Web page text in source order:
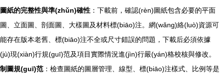
圖紙的完整性與準(zhǔn)確性 ：下載前，確認(rèn)圖紙包含必要的平面
圖、立面圖、剖面圖、大樣圖及材料標(biāo)注。網(wǎng)絡(luò)資源可
能存在版本老舊、標(biāo)注不全或尺寸錯誤的問題，下載后必須依據
(jù)現(xiàn)行規(guī)范及項目實際情況進(jìn)行嚴(yán)格校核與修改。
制圖規(guī)范 ：檢查圖紙的圖層管理、線型、標(biāo)注樣式、比例等是